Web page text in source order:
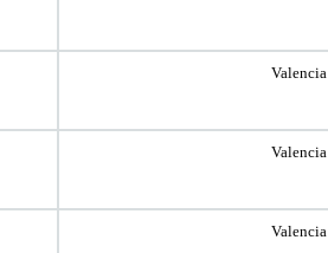
Valencia
Valencia
Valencia